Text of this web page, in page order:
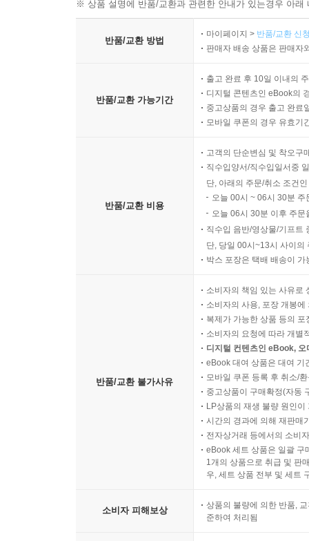
※ 상품 설명에 반품/교환과 관련한 안내가 있는경우 아
반품/교환 방법
마이페이지 > 반품/교환 신
판매자 배송 상품은 판매자
반품/교환 가능기간
출고 완료 후 10일 이내의
디지털 콘텐츠인 eBook의
중고상품의 경우 출고 완료
모바일 쿠폰의 경우 유효기
반품/교환 비용
고객의 단순변심 및 착오구
직수입양서/직수입일서중
단, 아래의 주문/취소 조건
오늘 00시 ~ 06시 30분
오늘 06시 30분 이후 주
직수입 음반/영상물/기프트
단, 당일 00시~13시 사이의
박스 포장은 택배 배송이
반품/교환 불가사유
소비자의 책임 있는 사유로
소비자의 사용, 포장 개봉
복제가 가능한 상품 등의
소비자의 요청에 따라 개별
디지털 컨텐츠인 eBook,
eBook 대여 상품은 대여 기
모바일 쿠폰 등록 후 취소/
중고상품이 구매확정(자동
LP상품의 재생 불량 원인
시간의 경과에 의해 재판매
전자상거래 등에서의 소비
eBook 세트 상품은 일괄 구
1개의 상품으로 취급 및 판
우, 세트 상품 전부 및 세트
소비자 피해보상
상품의 불량에 의한 반품,
준하여 처리됨